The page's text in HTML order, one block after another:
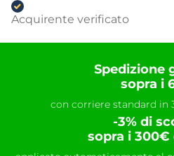
Acquirente verificato
Spedizione
sopra i
con corriere standard in
-3% di
sopra i 300€